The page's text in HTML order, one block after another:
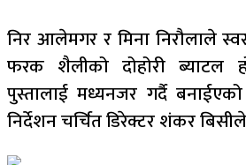
निर आलेमगर र मिना निरौलाले
फरक शैलीको दोहोरी ब्याटल
पुस्तालाई मध्यनजर गर्दै
निर्देशन चर्चित डिरेक्टर शंकर